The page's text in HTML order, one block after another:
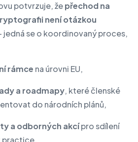
potvrzuje, žepřechod na
není otázkou
jedná se o koordinovaný proces,
rámce na úrovni EU,
a roadmapy, které členské
do národních plánů,
a odborných akcípro sdílení
practice.